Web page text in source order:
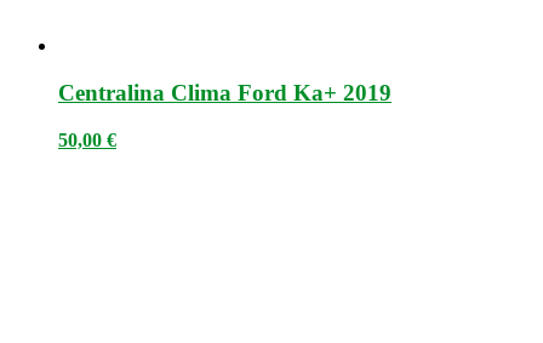
Centralina Clima Ford Ka+ 2019
50,00 €